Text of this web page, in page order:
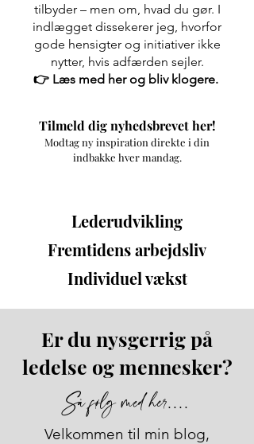
tilbyder – men om, hvad du gør. I
indlægget dissekerer jeg, hvorfor
gode hensigter og initiativer ikke
nytter, hvis adfærden sejler.
👉 Læs med her og bliv klogere.
Tilmeld dig nyhedsbrevet her!
Modtag ny inspiration direkte i din
indbakke hver mandag.
Lederudvikling
Fremtidens arbejdsliv
Individuel vækst
Er du nysgerrig på
ledelse og mennesker?
Så følg med her....
Velkommen til min blog,